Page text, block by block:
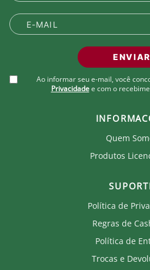
ENVIAR
Ao informar seu e-mail, você
Privacidade e com o
Quem
Produtos
Política de
Regras de
Política de
Trocas e